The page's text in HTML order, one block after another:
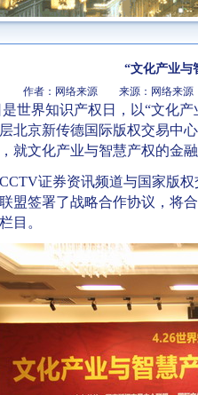
“文化产业与
作者：网络来源 来源：网络来
界知识产权日，以“文化产
北京新传德国际版权交易中
就文化产业与智慧产权的金
证券资讯频道与国家版权
盟签署了战略合作协议，将
目。